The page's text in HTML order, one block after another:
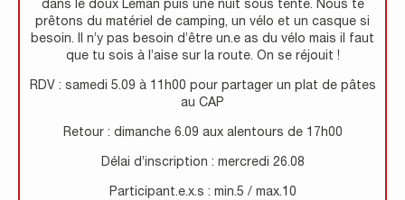
dans le doux Léman puis une nuit sous tente. Nous te
prêtons du matériel de camping, un vélo et un casque si
besoin. Il n’y pas besoin d’être un.e as du vélo mais il faut
que tu sois à l’aise sur la route. On se réjouit !
RDV : samedi 5.09 à 11h00 pour partager un plat de pâtes
au CAP
Retour : dimanche 6.09 aux alentours de 17h00
Délai d’inscription : mercredi 26.08
Participant.e.x.s : min.5 / max.10